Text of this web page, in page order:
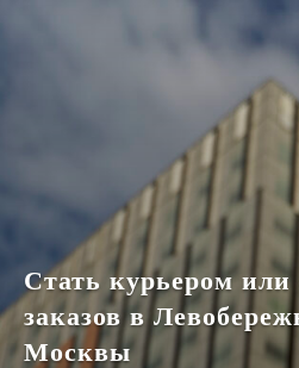
Стать курьером
заказов в
Москвы